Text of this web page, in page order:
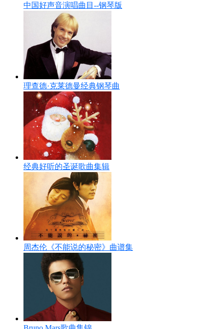
中国好声音演唱曲目--钢琴版
理查德·克莱德曼经典钢琴曲
经典好听的圣诞歌曲集辑
周杰伦《不能说的秘密》曲谱集